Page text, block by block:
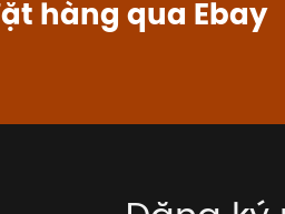
hàng qua Ebay